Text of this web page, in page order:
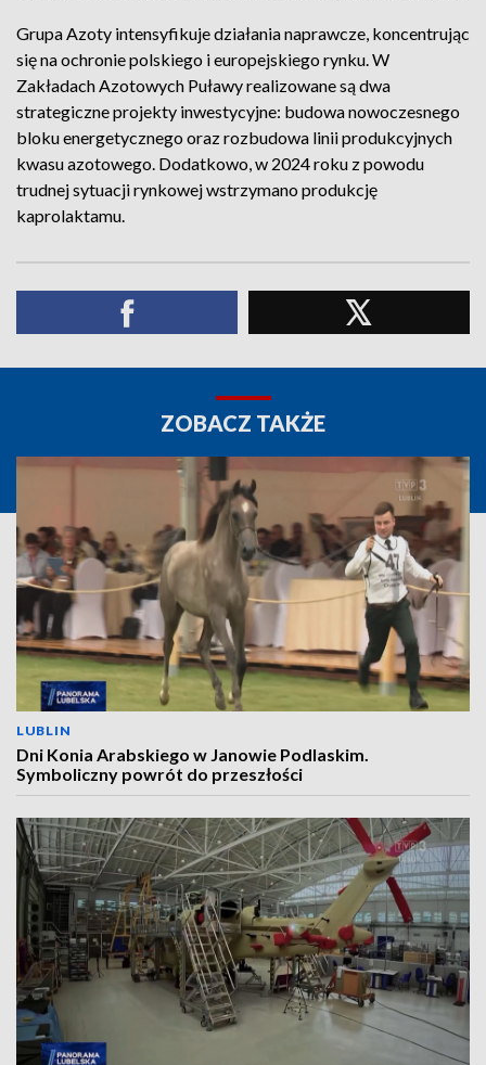
Grupa Azoty intensyfikuje działania naprawcze, koncentrując
się na ochronie polskiego i europejskiego rynku. W
Zakładach Azotowych Puławy realizowane są dwa
strategiczne projekty inwestycyjne: budowa nowoczesnego
bloku energetycznego oraz rozbudowa linii produkcyjnych
kwasu azotowego. Dodatkowo, w 2024 roku z powodu
trudnej sytuacji rynkowej wstrzymano produkcję
kaprolaktamu.
ZOBACZ TAKŻE
LUBLIN
Dni Konia Arabskiego w Janowie Podlaskim.
Symboliczny powrót do przeszłości